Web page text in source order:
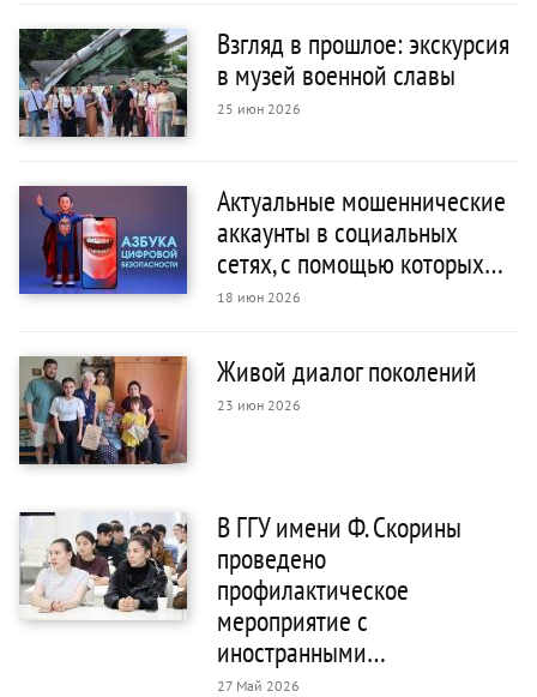
Взгляд в прошлое: экскурсия
в музей военной славы
25 июн 2026
Живой диалог поколений
23 июн 2026
Актуальные мошеннические
аккаунты в социальных
сетях, с помощью которых…
18 июн 2026
В ГГУ имени Ф. Скорины
проведено
профилактическое
мероприятие с
иностранными…
27 Май 2026